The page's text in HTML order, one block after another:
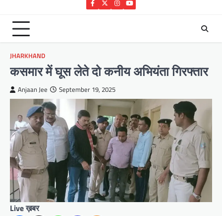
Facebook
TwitterInstagram
YouTube
JHARKHAND
कसमार में घूस लेते दो कनीय अभियंता गिरफ्तार
Anjaan Jee September 19, 2025
Live ख़बर